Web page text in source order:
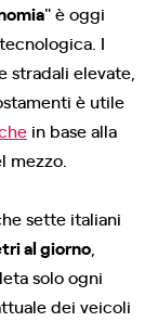
" è oggi
I
elevate,
è utile
in base alla
mezzo.
sette italiani
al giorno
solo ogni
dei veicoli